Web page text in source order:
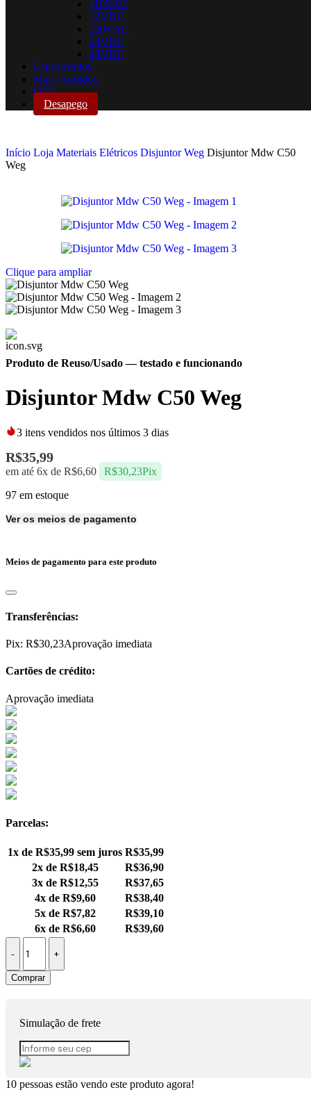
110VAC
12VDC
220VAC
24VDC
48VDC
Lançamentos
Mais vendidos
OFF
Desapego
Início Loja Materiais Elétricos DisjuntorWeg Disjuntor Mdw C50
Weg
Clique para ampliar
Produto de Reuso/Usado— testado e funcionando
Disjuntor Mdw C50 Weg
3 itens vendidos nos últimos 3 dias
R$35,99
em até 6x de R$6,60 R$30,23Pix
97 em estoque
Ver os meios de pagamento
Meios de pagamento para este produto
Transferências:
Pix: R$30,23Aprovação imediata
Cartões de crédito:
Aprovação imediata
Parcelas:
1x de R$35,99 sem juros R$35,99
2x de R$18,45 R$36,90
3x de R$12,55 R$37,65
4x de R$9,60 R$38,40
5x de R$7,82 R$39,10
6x de R$6,60 R$39,60
Comprar
Simulação de frete
10 pessoas estão vendo este produto agora!